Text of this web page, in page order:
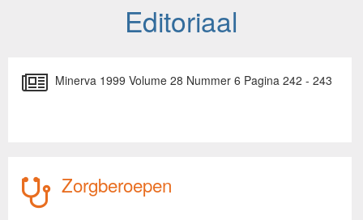
Editoriaal
Minerva 1999 Volume 28 Nummer 6 Pagina 242 - 243
Zorgberoepen